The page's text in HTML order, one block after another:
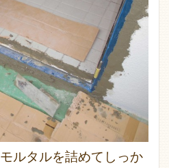
ルタルを詰めてしっか